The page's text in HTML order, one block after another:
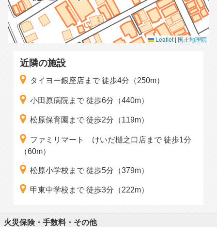
Leaflet|国土地理院
近隣の施設
タイヨー銀座店まで 徒歩4分（250m）
小田原病院まで 徒歩6分（440m）
松原保育園まで 徒歩2分（119m）
ファミリマート けいだ樋之口店まで 徒歩1分
（60m）
松原小学校まで 徒歩5分（379m）
甲東中学校まで 徒歩3分（222m）
火災保険・手数料・その他